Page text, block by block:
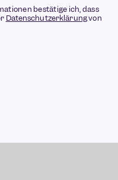
bestätige ich, dass
Datenschutzerklärungvon